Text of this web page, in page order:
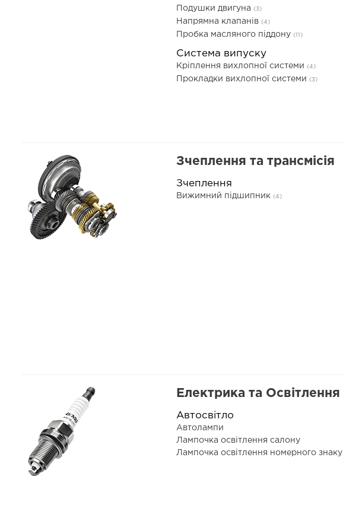
Подушки двигуна (3)
Напрямна клапанів (4)
Пробка масляного піддону (11)
Система випуску
Кріплення вихлопної системи (4)
Прокладки вихлопної системи (3)
Зчеплення та трансмісія
Зчеплення
Вижимний підшипник (4)
Електрика та Освітлення
Автосвітло
Автолампи
Лампочка освітлення салону
Лампочка освітлення номерного знаку